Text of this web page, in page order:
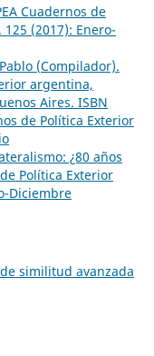
Cuadernos de
(2017): Enero-
Pablo (Compilador).
argentina,
Aires. ISBN
de Política Exterior
¿80 años
Política Exterior
Diciembre
similitud avanzada